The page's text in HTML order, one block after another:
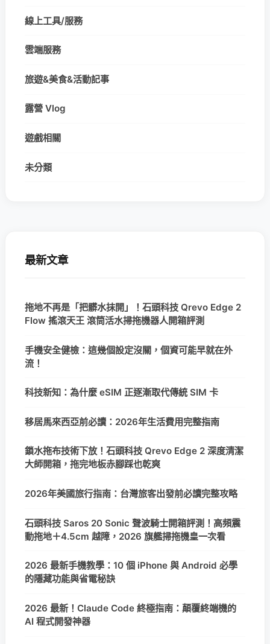
線上工具/服務
雲端服務
旅遊&美食&活動記事
露營 Vlog
遊戲相關
未分類
最新文章
拖地不再是「把髒水抹開」！石頭科技 Qrevo Edge 2
Flow 搖滾天王 滾筒活水掃拖機器人開箱評測
手機安全健檢：這幾個設定沒關，個資可能早就在外
流！
科技新知：為什麼 eSIM 正逐漸取代傳統 SIM 卡
移居馬來西亞前必讀：2026年生活費用完整指南
鎖水拖布技術下放！石頭科技 Qrevo Edge 2 深度清潔
大師開箱，拖完地板赤腳踩也乾爽
2026年美國旅行指南：台灣旅客出發前必讀完整攻略
石頭科技 Saros 20 Sonic 聲波騎士開箱評測！高頻震
動拖地＋4.5cm 越障，2026 旗艦掃拖機皇一次看
2026 最新手機教學：10 個 iPhone 與 Android 必學
的隱藏功能與省電秘訣
2026 最新！Claude Code 終極指南：顛覆終端機的
AI 程式開發神器